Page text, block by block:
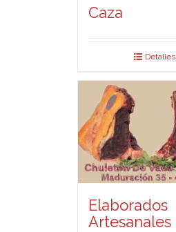
Caza
Detalles
Elaborados
Artesanales